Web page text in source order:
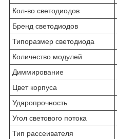
Кол-во светодиодов
Бренд светодиодов
Типоразмер светодиода
Количество модулей
Диммирование
Цвет корпуса
Ударопрочность
Угол светового потока
Тип рассеивателя